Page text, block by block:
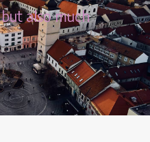
also much